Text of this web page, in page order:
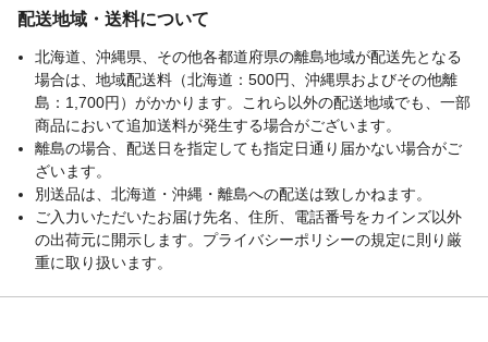
配送地域・送料について
北海道、沖縄県、その他各都道府県の離島地域が配送先となる
場合は、地域配送料（北海道：500円、沖縄県およびその他離
島：1,700円）がかかります。これら以外の配送地域でも、一部
商品において追加送料が発生する場合がございます。
離島の場合、配送日を指定しても指定日通り届かない場合がご
ざいます。
別送品は、北海道・沖縄・離島への配送は致しかねます。
ご入力いただいたお届け先名、住所、電話番号をカインズ以外
の出荷元に開示します。プライバシーポリシーの規定に則り厳
重に取り扱います。